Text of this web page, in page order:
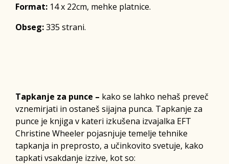
Format: 14 x 22cm, mehke platnice.
Obseg:335 strani.
Tapkanje za punce – kako se lahko nehaš preveč
vznemirjati in ostaneš sijajna punca. Tapkanje za
punce je knjiga v kateri izkušena izvajalka EFT
Christine Wheeler pojasnjuje temelje tehnike
tapkanja in preprosto, a učinkovito svetuje, kako
tapkati vsakdanje izzive, kot so: